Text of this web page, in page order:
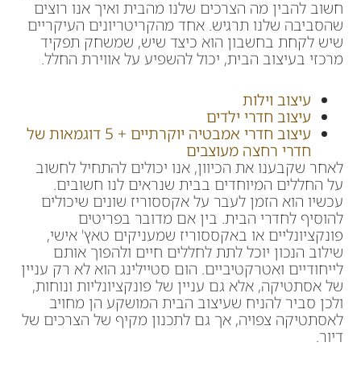
חשוב להבין מה הצרכים שלנו מהבית ואיך אנו רוצים
שהסביבה שלנו תרגיש. אחד מהקריטריונים העיקריים
שיש לקחת בחשבון הוא כיצד שיש, שמשחק תפקיד
מרכזי בעיצוב הבית, יכול להשפיע על אווירת החלל.
עיצוב וילות
עיצוב חדרי ילדים
עיצוב חדרי אמבטיה יוקרתיים + 5 דוגמאות של
חדרי רחצה מעוצבים
לאחר שקבענו את הכיוון, אנו יכולים להתחיל לחשוב
על החללים המיוחדים בבית שנראים לנו חשובים.
עכשיו הוא הזמן לעבר על אקססוריז שונים שיכולים
להוסיף לחדרי הבית. בין אם מדובר בפריטים
פונקציונליים או באקססוריז שמעניקים טאץ' אישי,
שילוב הנכון יוכל לתת לחללים חיים ולהפוך אותם
לייחודיים ואטרקטיביים. הום סטיילינג הוא לא רק עניין
של אסתטיקה, אלא גם עניין של פונקציונליות ונוחות,
ולכן סביר להניח שעיצוב הבית המושקע הן מחויב
לאסתטיקה צפויה, אך גם לתכנון מקיף של הצרכים של
דיור.